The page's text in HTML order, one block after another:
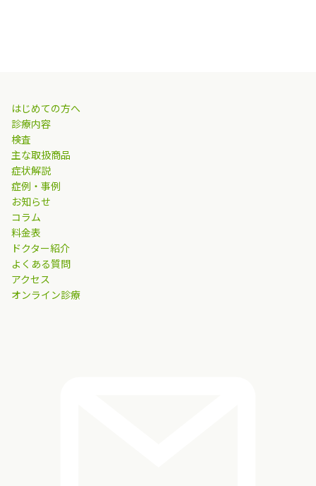
はじめての方へ
診療内容
検査
主な取扱商品
症状解説
症例・事例
お知らせ
コラム
料金表
ドクター紹介
よくある質問
アクセス
オンライン診療